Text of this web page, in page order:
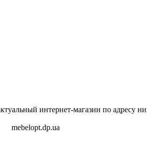
интернет-магазин по адресу
mebelopt.dp.ua